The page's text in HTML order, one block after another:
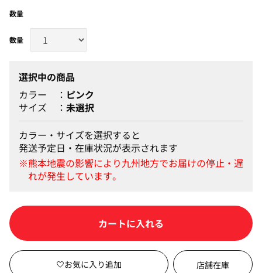
数量
選択中の商品
カラー
ピンク
サイズ
未選択
カラー・サイズを選択すると
発送予定日・在庫状況が表示されます
カートに入れる
店舗在庫